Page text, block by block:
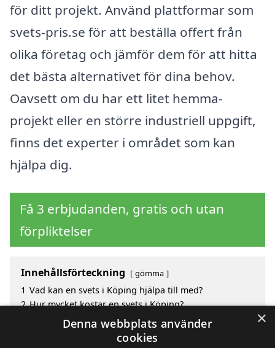
för ditt projekt. Använd plattformar som
svets-pris.se för att beställa offert från
olika företag och jämför dem för att hitta
det bästa alternativet för dina behov.
Oavsett om du har ett litet hemma-
projekt eller en större industriell uppgift,
finns det experter i området som kan
hjälpa dig.
Få 3 erbjudanden, gratis och utan
förpliktelser
Innehållsförteckning gömma
1 Vad kan en svets i Köping hjälpa till med?
2 Hur mycket kostar en svets i Köping?
Fördelar med att välja svets i Köping
Sök efter en skicklig svets i de omgivande städerna
×
Denna webbplats använder
cookies